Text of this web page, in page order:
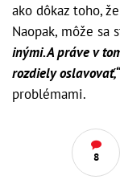
ako dôkaz toho,
Naopak, môže sa
inými. A práve v
rozdiely oslavovať,“
problémami.
8